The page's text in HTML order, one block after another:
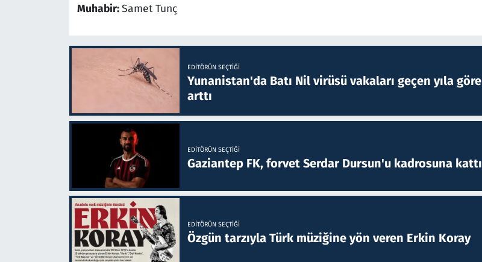
Muhabir:Samet Tunç
EDITÖRÜN SEÇTIĞI
Yunanistan'da Batı Nil virüsü vakaları geçen yıla göre
arttı
EDITÖRÜN SEÇTIĞI
Gaziantep FK, forvet Serdar Dursun'u kadrosuna kattı
EDITÖRÜN SEÇTIĞI
Özgün tarzıyla Türk müziğine yön veren Erkin Koray